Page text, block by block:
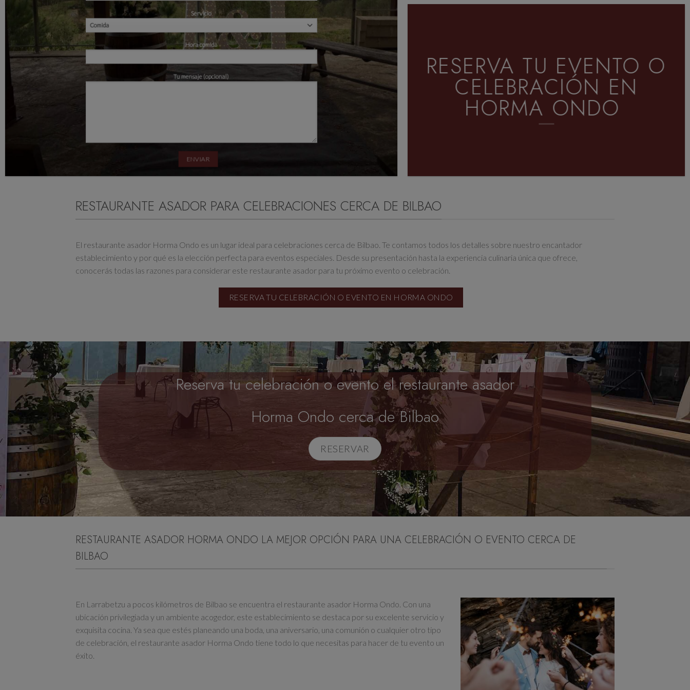
Servicio
Hora comida
Tu mensaje (opcional) RESERVA TU EVENTO O
CELEBRACIÓN EN
HORMA ONDO
RESTAURANTE ASADOR PARA CELEBRACIONES CERCA DE BILBAO
El restaurante asador Horma Ondo es un lugar ideal para celebraciones cerca de Bilbao. Te contamos todos los detalles sobre nuestro encantador
establecimiento y por qué es la elección perfecta para eventos especiales. Desde su presentación hasta la experiencia culinaria única que ofrece,
conocerás todas las razones para considerar este restaurante asador para tu próximo evento o celebración.
RESERVA TU CELEBRACIÓN O EVENTO EN HORMA ONDO
Reserva tu celebración o evento el restaurante asador
Horma Ondo cerca de Bilbao
RESERVAR
RESTAURANTE ASADOR HORMA ONDO LA MEJOR OPCIÓN PARA UNA CELEBRACIÓN O EVENTO CERCA DE
BILBAO
En Larrabetzu a pocos kilómetros de Bilbao se encuentra el restaurante asador Horma Ondo. Con una
ubicación privilegiada y un ambiente acogedor, este establecimiento se destaca por su excelente servicio y
exquisita cocina. Ya sea que estés planeando una boda, una aniversario, una comunión o cualquier otro tipo
de celebración, el restaurante asador Horma Ondo tiene todo lo que necesitas para hacer de tu evento un
éxito.